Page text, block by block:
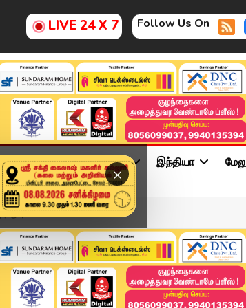
LIVE 24 X 7 Follow Us On
×
அரசியல் விளையாட்டு இந்தியா
ந...